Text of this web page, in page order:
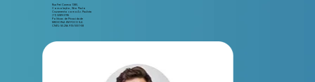
Rua Frei Caneca 1380,
Consolação, São Paulo
Cruzamento com a Av. Paulista
(11) 3289-3195
Políticas de Privacidade
MEDICINA EM FOCO S.A
CNPJ: 50.256.910/0001-08